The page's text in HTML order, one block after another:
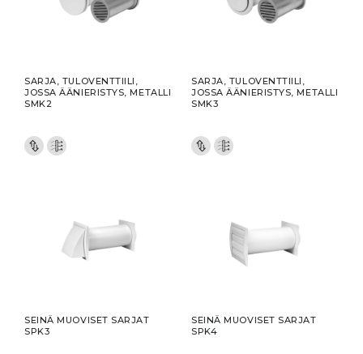
SARJA, TULOVENTTIILI,
JOSSA ÄÄNIERISTYS, METALLI
SMK2
SARJA, TULOVENTTIILI,
JOSSA ÄÄNIERISTYS, METALLI
SMK3
SEINÄ MUOVISET SARJAT
SPK3
SEINÄ MUOVISET SARJAT
SPK4